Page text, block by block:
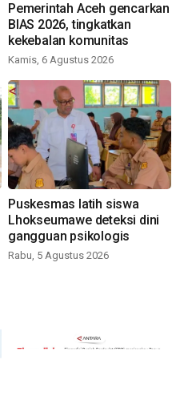
Pemerintah Aceh gencarkan
BIAS 2026, tingkatkan
kekebalan komunitas
Kamis, 6 Agustus 2026
Puskesmas latih siswa
Lhokseumawe deteksi dini
gangguan psikologis
Rabu, 5 Agustus 2026